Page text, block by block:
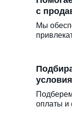
оплаты и
с
Мы